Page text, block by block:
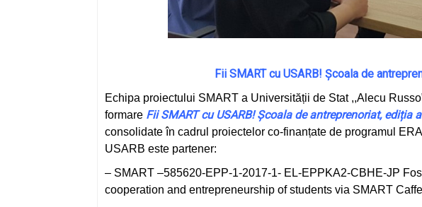
Fii SMART cu USARB! Școala de
Echipa proiectului SMART a Universității de Stat ,,Alecu
formare Fii SMART cu USARB! Școala de antreprenoriat, ediția
consolidate în cadrul proiectelor co-finanțate de programul
USARB este partener:
– SMART –585620-EPP-1-2017-1- EL-EPPKA2-CBHE-JP
cooperation and entrepreneurship of students via SMART